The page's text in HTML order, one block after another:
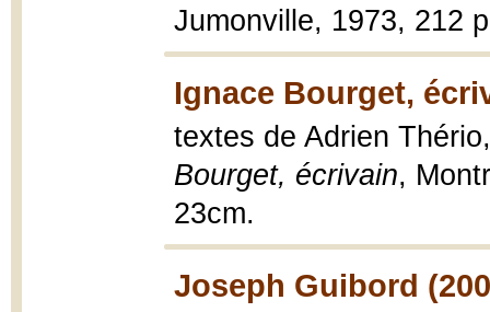
Jumonville, 1973, 212
Ignace Bourget,
textes de Adrien
Bourget, écrivain,
23cm.
Joseph Guibord